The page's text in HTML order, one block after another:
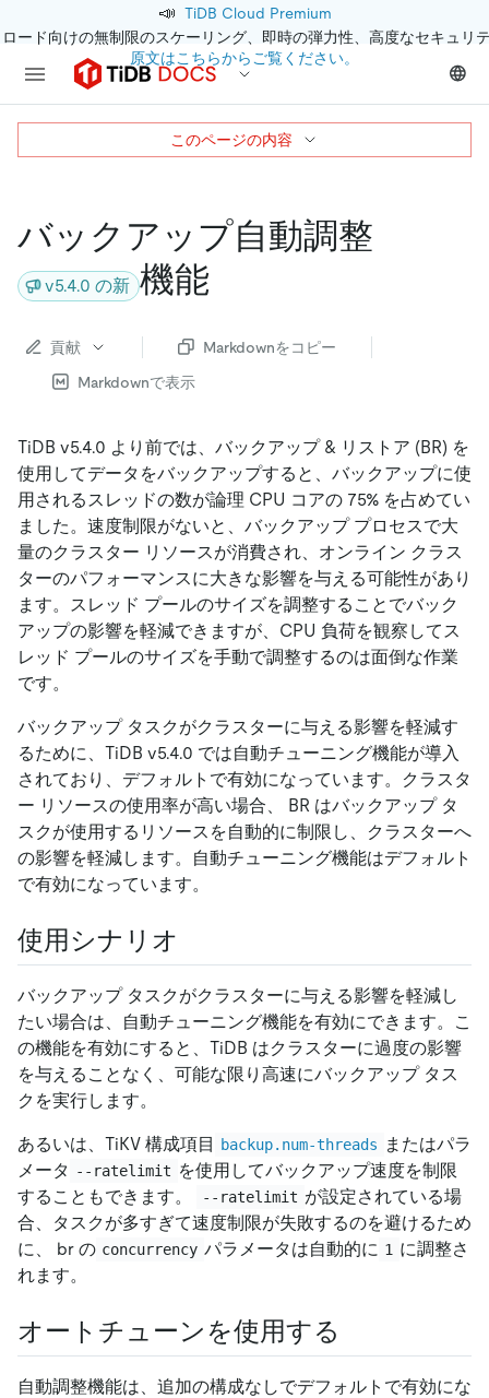
📣 TiDB Cloud Premium
ード向けの無制限のスケーリング、即時の弾力性、高度なセキュリ
原文はこちらからご覧ください。
バックアップ自動調整
v5.4.0 の新 機能
貢献
Markdownをコピー
Markdownで表示
TiDB v5.4.0 より前では、バックアップ & リストア (BR) を
使用してデータをバックアップすると、バックアップに使
用されるスレッドの数が論理 CPU コアの 75% を占めてい
ました。速度制限がないと、バックアップ プロセスで大
量のクラスター リソースが消費され、オンライン クラス
ターのパフォーマンスに大きな影響を与える可能性があり
ます。スレッド プールのサイズを調整することでバック
アップの影響を軽減できますが、CPU 負荷を観察してス
レッド プールのサイズを手動で調整するのは面倒な作業
です。
バックアップ タスクがクラスターに与える影響を軽減す
るために、TiDB v5.4.0 では自動チューニング機能が導入
されており、デフォルトで有効になっています。クラスタ
ー リソースの使用率が高い場合、 BR はバックアップ タ
スクが使用するリソースを自動的に制限し、クラスターへ
の影響を軽減します。自動チューニング機能はデフォルト
で有効になっています。
使用シナリオ
バックアップ タスクがクラスターに与える影響を軽減し
たい場合は、自動チューニング機能を有効にできます。こ
の機能を有効にすると、TiDB はクラスターに過度の影響
を与えることなく、可能な限り高速にバックアップ タス
クを実行します。
あるいは、TiKV 構成項目 backup.num-threads
またはパラ
メータ --ratelimit を使用してバックアップ速度を制限
することもできます。
--ratelimit が設定されている場
合、タスクが多すぎて速度制限が失敗するのを避けるため
に、 br の concurrency パラメータは自動的に 1 に調整さ
れます。
オートチューンを使用する
自動調整機能は、追加の構成なしでデフォルトで有効にな
このページの内容